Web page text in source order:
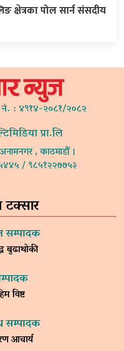
क्षेत्रका पोल सार्न संसदीय
नं. : ४९१४-२०८१/२०८२
प्रा.लि
, काठमाडौं ।
/ ९८५१२२७७५३
टक्सार
सम्पादक
बुढाथोकी
विष्ट
सम्पादक
आचार्य